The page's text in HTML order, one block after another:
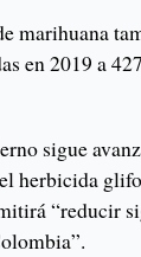
marihuana
en 2019 a
sigue
herbicida
“reducir